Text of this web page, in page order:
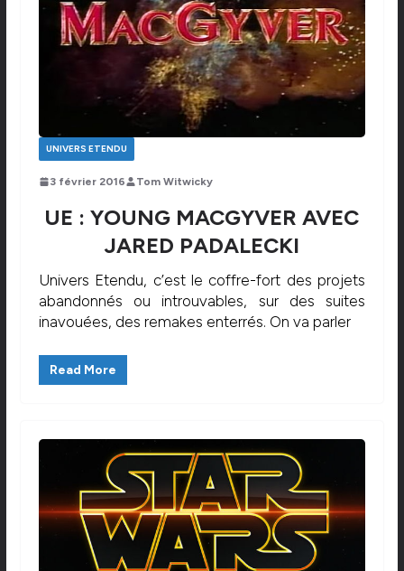
UNIVERS ETENDU
3 février 2016 Tom Witwicky
UE : YOUNG MACGYVER AVEC
JARED PADALECKI
Univers Etendu, c’est le coffre-fort des projets
abandonnés ou introuvables, sur des suites
inavouées, des remakes enterrés. On va parler
Read More